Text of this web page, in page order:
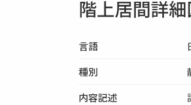
階上居間詳
言語
種別
内容記述